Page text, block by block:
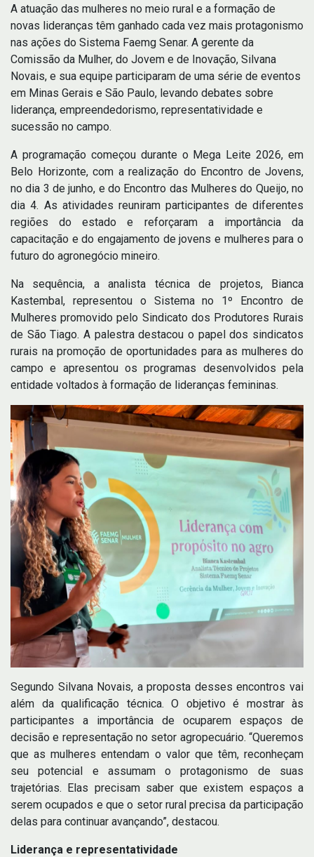
A atuação das mulheres no meio rural e a formação de
novas lideranças têm ganhado cada vez mais protagonismo
nas ações do Sistema Faemg Senar. A gerente da
Comissão da Mulher, do Jovem e de Inovação, Silvana
Novais, e sua equipe participaram de uma série de eventos
em Minas Gerais e São Paulo, levando debates sobre
liderança, empreendedorismo, representatividade e
sucessão no campo.
A programação começou durante o Mega Leite 2026, em
Belo Horizonte, com a realização do Encontro de Jovens,
no dia 3 de junho, e do Encontro das Mulheres do Queijo, no
dia 4. As atividades reuniram participantes de diferentes
regiões do estado e reforçaram a importância da
capacitação e do engajamento de jovens e mulheres para o
futuro do agronegócio mineiro.
Na sequência, a analista técnica de projetos, Bianca
Kastembal, representou o Sistema no 1º Encontro de
Mulheres promovido pelo Sindicato dos Produtores Rurais
de São Tiago. A palestra destacou o papel dos sindicatos
rurais na promoção de oportunidades para as mulheres do
campo e apresentou os programas desenvolvidos pela
entidade voltados à formação de lideranças femininas.
Segundo Silvana Novais, a proposta desses encontros vai
além da qualificação técnica. O objetivo é mostrar às
participantes a importância de ocuparem espaços de
decisão e representação no setor agropecuário. “Queremos
que as mulheres entendam o valor que têm, reconheçam
seu potencial e assumam o protagonismo de suas
trajetórias. Elas precisam saber que existem espaços a
serem ocupados e que o setor rural precisa da participação
delas para continuar avançando”, destacou.
Liderança e representatividade